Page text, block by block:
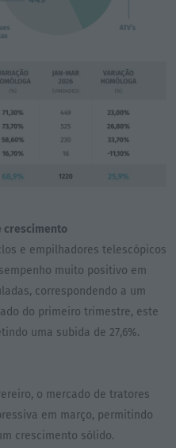
crescimento
e empilhadores telescópicos
muito positivo em
correspondendo a um
do primeiro trimestre, este
uma subida de 27,6%.
o mercado de tratores
em março, permitindo
crescimento sólido.